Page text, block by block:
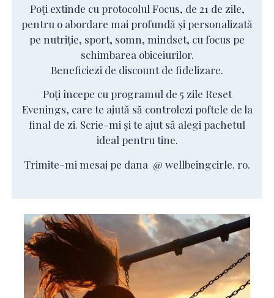
Poți extinde cu protocolul Focus, de 21 de zile,
pentru o abordare mai profundă și personalizată
pe nutriție, sport, somn, mindset, cu focus pe
schimbarea obiceiurilor.
Beneficiezi de discount de fidelizare.
Poți începe cu programul de 5 zile Reset
Evenings, care te ajută să controlezi poftele de la
final de zi. Scrie-mi și te ajut să alegi pachetul
ideal pentru tine.
Trimite-mi mesaj pe dana @ wellbeingcirle. ro.